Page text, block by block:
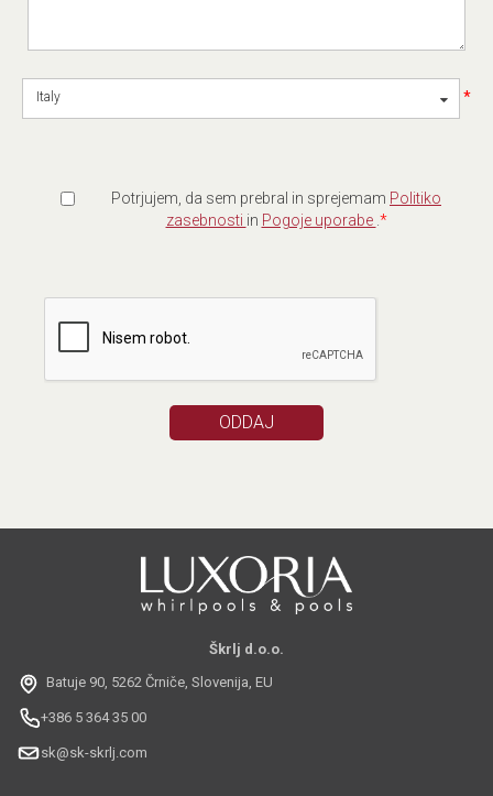
Italy *
Potrjujem, da sem prebral in sprejemam Politiko
zasebnosti in Pogoje uporabe .*
Škrlj d.o.o.
Batuje 90, 5262 Črniče, Slovenija, EU
+386 5 364 35 00
sk@sk-skrlj.com